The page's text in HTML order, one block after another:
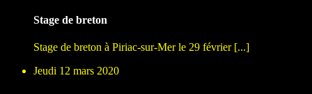
Stage de breton
Stage de breton à Piriac-sur-Mer le 29 février [...]
Jeudi 12 mars 2020